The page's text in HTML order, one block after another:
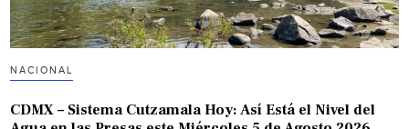
NACIONAL
CDMX – Sistema Cutzamala Hoy: Así Está el Nivel del